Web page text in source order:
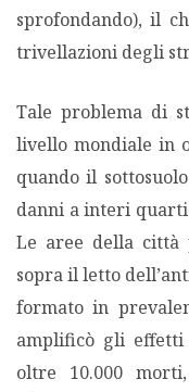
sprofondando), il
trivellazioni degli
Tale problema di
livello mondiale in
quando il
danni a interi
Le aree della città
sopra il letto
formato in
amplificò gli effetti
oltre 10.000